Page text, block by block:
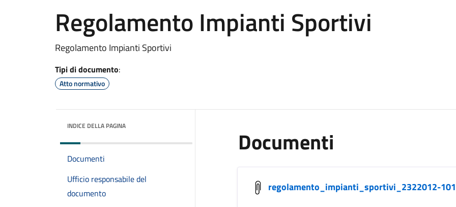
Regolamento Impianti Sportivi
Regolamento Impianti Sportivi
Tipi di documento:
Atto normativo
INDICE DELLA PAGINA
Documenti
Ufficio responsabile del
documento
Documenti
regolamento_impianti_sportivi_2322012-